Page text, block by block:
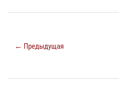
← Предыдущая